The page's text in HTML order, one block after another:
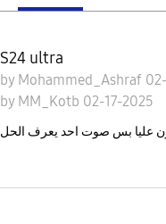
S24 ultra
by Mohammed_Ashraf
by MM_Kotb 02-17-2025
عليا بس صوت احد يعرف الحل